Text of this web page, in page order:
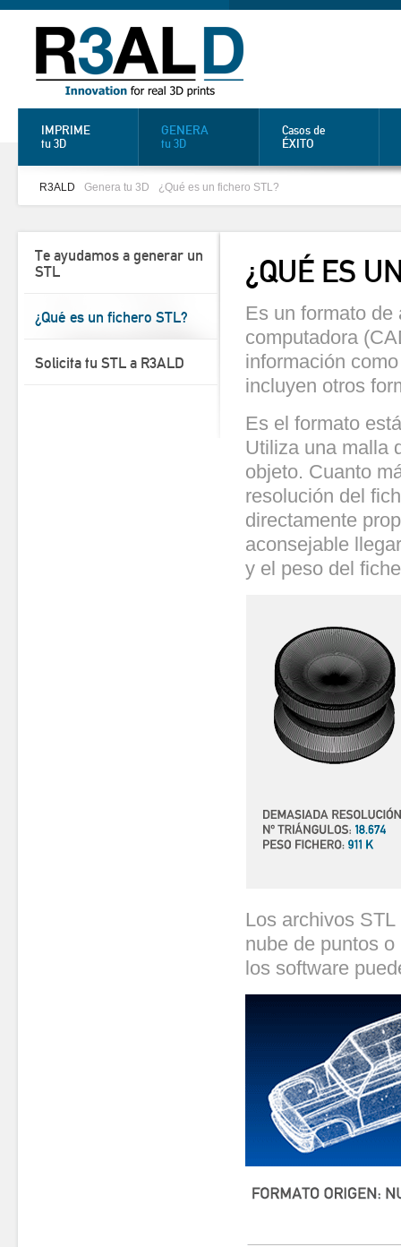
IMPRIME
tu 3D
GENERA
tu 3D
Casos de
ÉXITO
R3ALD Genera tu 3D ¿Qué es un fichero STL?
Te ayudamos a generar un
STL
¿Qué es un fichero STL?
Solicita tu STL a R3ALD
¿QUÉ ES
Es un formato
computadora
información
incluyen otros
Es el formato
Utiliza una malla
objeto. Cuanto
resolución del
directamente
aconsejable
y el peso del
Los archivos
nube de puntos
los software